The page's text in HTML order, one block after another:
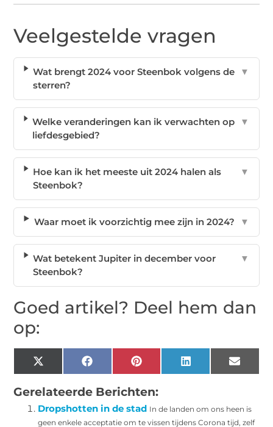
Veelgestelde vragen
Wat brengt 2024 voor Steenbok volgens de
sterren?
▼
Welke veranderingen kan ik verwachten op
liefdesgebied?
▼
Hoe kan ik het meeste uit 2024 halen als
Steenbok?
▼
Waar moet ik voorzichtig mee zijn in 2024? ▼
Wat betekent Jupiter in december voor
Steenbok?
▼
Goed artikel? Deel hem dan
op:
X
(Twitter)
Facebook Pinterest LinkedIn Email
Gerelateerde Berichten:
Dropshotten in de stad In de landen om ons heen is
geen enkele acceptatie om te vissen tijdens Corona tijd, zelf